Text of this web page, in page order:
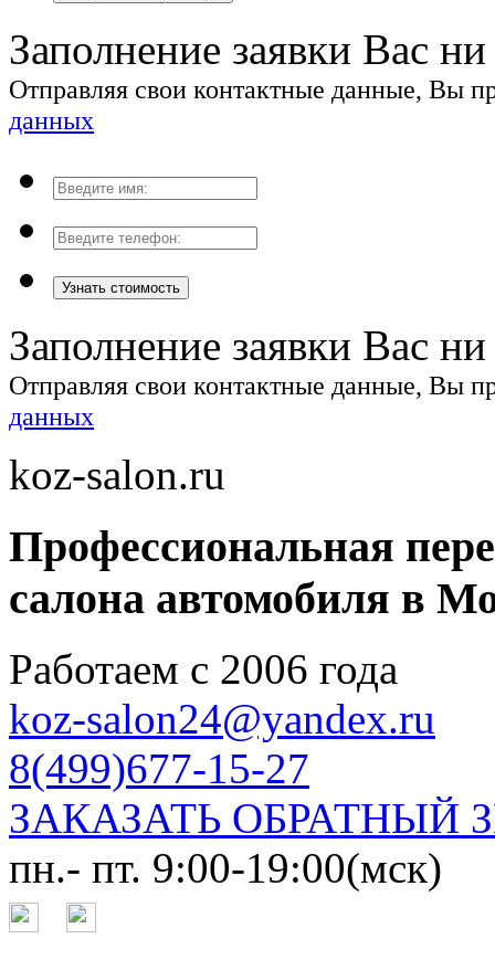
Заполнение заявки Вас
Отправляя свои контактные данные, Вы
данных
Узнать стоимость
Заполнение заявки Вас
Отправляя свои контактные данные, Вы
данных
koz-salon.ru
Профессиональная
салона автомобиля в
Работаем с 2006 года
koz-salon24@yandex.ru
8(499)677-15-27
ЗАКАЗАТЬ ОБРАТНЫЙ
пн.- пт. 9:00-19:00(мск)